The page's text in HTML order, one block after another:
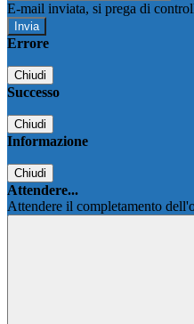
E-mail inviata, si prega di
Errore
Chiudi
Successo
Chiudi
Informazione
Chiudi
Attendere...
Attendere il completamento